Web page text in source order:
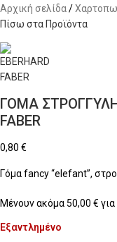
Αρχική σελίδα
Πίσω στα Προϊόντα
ΓΟΜΑ ΣΤΡΟΓΓΥΛΗ
FABER
0,80 €
Γόμα fancy “elefant”,
Μένουν ακόμα50,00 €
Εξαντλημένο